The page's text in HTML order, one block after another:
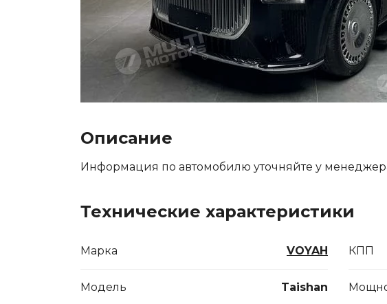
Описание
Информация по автомобилю уточняйте у
Технические характеристики
Марка VOYAH
Модель Taishan
КПП